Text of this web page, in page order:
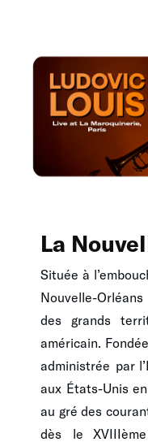
La
Située à
Nouvelle-
des grands
américain.
administrée par
aux États-Unis
au gré des
dès le